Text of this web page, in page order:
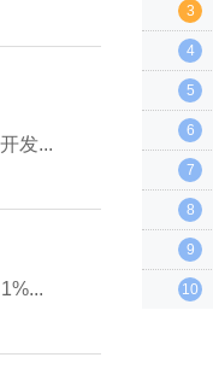
发...
3
4
5
6
7
8
9
10